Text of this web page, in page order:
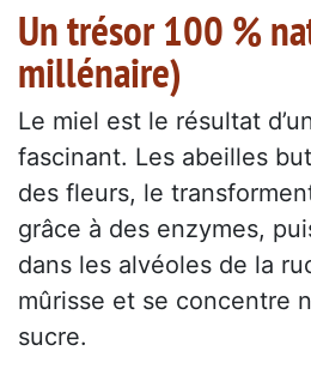
Un trésor 100 %
millénaire)
Le miel est le résultat
fascinant. Les abeilles
des fleurs, le
grâce à des enzymes,
dans les alvéoles de la
mûrisse et se concentre
sucre.